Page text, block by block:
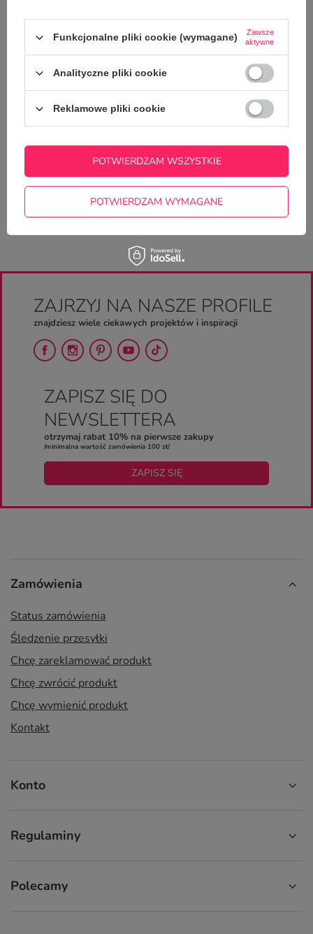
GŁÓWNE PARAMETRY
OPINIE (0)
Potrzebujesz pomocy? Masz pytania?
Zadaj pytanie a my odpowiemy
niezwłocznie, najciekawsze pytania i
odpowiedzi publikując dla innych.
ZADAJ PYTANIE
ZAJRZYJ NA NASZE PROFILE
znajdziesz wiele ciekawych projektów i inspiracji
ZAPISZ SIĘ DO
NEWSLETTERA
otrzymaj rabat 10% na pierwsze zakupy
/minimalna wartość zamówienia 100 zł/
ZAPISZ SIĘ
Zamówienia
Status zamówienia
Śledzenie przesyłki
Chcę zareklamować produkt
Chcę zwrócić produkt
Chcę wymienić produkt
Kontakt
Konto
Regulaminy
Polecamy
Funkcjonalne pliki cookie (wymagane)
Zawsze
aktywne
Analityczne pliki cookie
Reklamowe pliki cookie
POTWIERDZAM WYMAGANE
POTWIERDZAM WSZYSTKIE